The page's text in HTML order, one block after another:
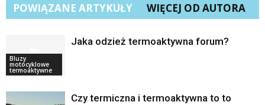
POWIĄZANE ARTYKUŁY WIĘCEJ OD AUTORA
Bluzy
motocyklowe
termoaktywne
Jaka odzież termoaktywna forum?
Czy termiczna i termoaktywna to to